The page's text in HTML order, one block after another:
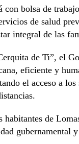
con bolsa de
de salud
integral de las
de Ti”, el
eficiente y
el acceso a
habitantes de
gubernamental